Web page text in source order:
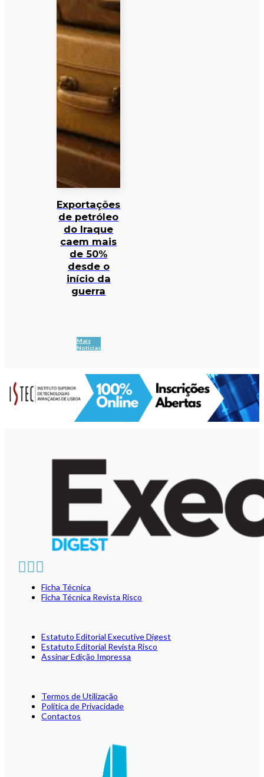
Exportações
de petróleo
do Iraque
caem mais
de 50%
desde o
início da
guerra
Mais
Notícias
Ficha Técnica
Ficha Técnica Revista Risco
Estatuto Editorial Executive Digest
Estatuto Editorial Revista Risco
Assinar Edição Impressa
Termos de Utilização
Política de Privacidade
Contactos